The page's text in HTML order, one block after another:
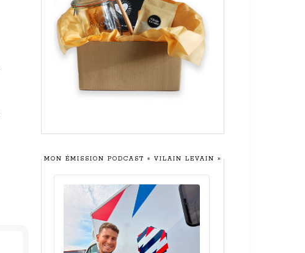
MON ÉMISSION PODCAST « VILAIN LEVAIN »